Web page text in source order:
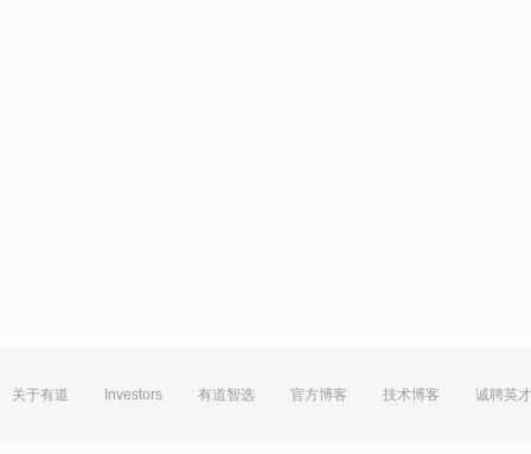
关于有道 Investors 有道智选 官方博客 技术博客 诚聘英才